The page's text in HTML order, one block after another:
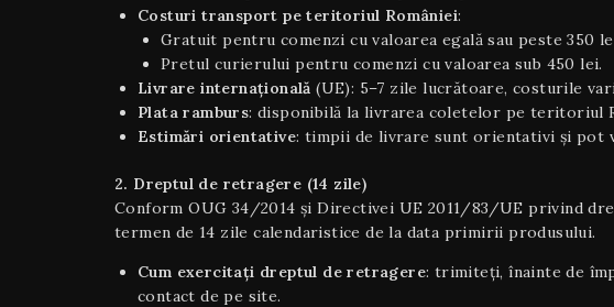
Costuri transport pe teritoriul României:
Gratuit pentru comenzi cu valoarea egală sau peste 350
Pretul curierului pentru comenzi cu valoarea sub 450 lei.
Livrare internaţională (UE): 5–7 zile lucrătoare, costurile
Plata ramburs: disponibilă la livrarea coletelor pe teritoriul
Estimări orientative: timpii de livrare sunt orientativi şi pot
2. Dreptul de retragere (14 zile)
Conform OUG 34/2014 și Directivei UE 2011/83/UE privind
termen de 14 zile calendaristice de la data primirii produsului.
Cum exercitați dreptul de retragere: trimiteți, înainte de
contact de pe site.